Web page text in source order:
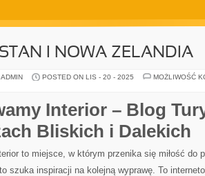
I NOWA ZELANDIA
POSTED ON LIS - 20 - 2025
MOŻLIWOŚĆ
Interior – Blog
Bliskich i Dalekich
to miejsce, w którym przenika się miłość do
szuka inspiracji na kolejną wyprawę. To